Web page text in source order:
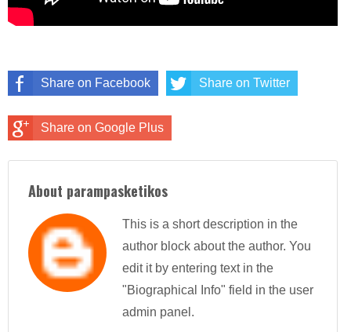
Share on Facebook Share on Twitter
Share on Google Plus
About parampasketikos
This is a short description in the
author block about the author. You
edit it by entering text in the
"Biographical Info" field in the user
admin panel.